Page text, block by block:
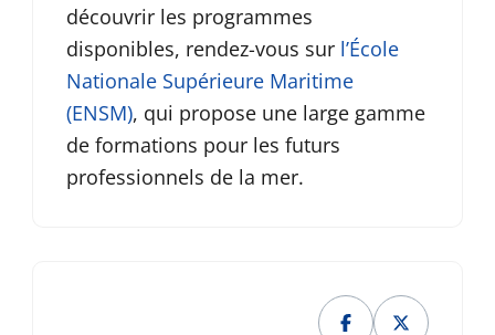
découvrir les programmes
disponibles, rendez-vous sur l’École
Nationale Supérieure Maritime
(ENSM), qui propose une large gamme
de formations pour les futurs
professionnels de la mer.